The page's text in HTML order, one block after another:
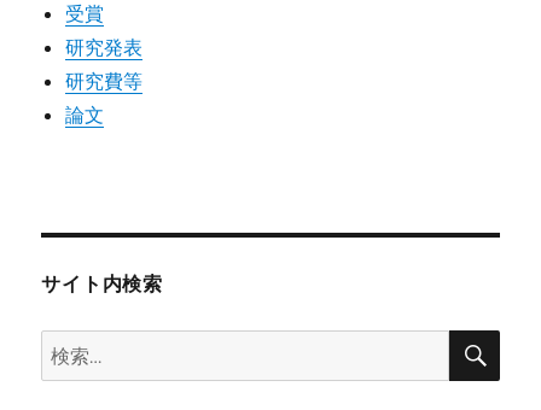
受賞
研究発表
研究費等
論文
サイト内検索
検
索:
検